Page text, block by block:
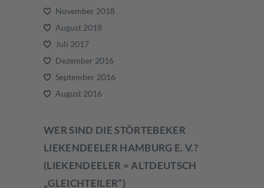
November 2018
August 2018
Juli 2017
Dezember 2016
September 2016
August 2016
WER SIND DIE STÖRTEBEKER
LIEKENDEELER HAMBURG E. V.?
(LIEKENDEELER = ALTDEUTSCH
„GLEICHTEILER“)